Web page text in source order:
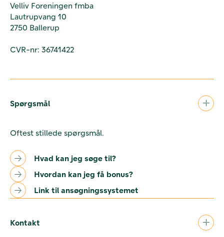
Velliv Foreningen fmba
Lautrupvang 10
2750 Ballerup
CVR-nr: 36741422
Spørgsmål
Oftest stillede spørgsmål.
Hvad kan jeg søge til?
Hvordan kan jeg få bonus?
Link til ansøgningssystemet
Kontakt